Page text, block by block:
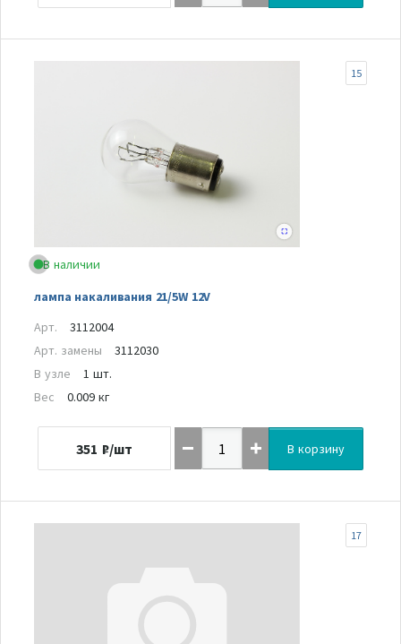
В наличии
лампа накаливания 21/5W 12V
15
Арт.
3112004
Арт. замены
3112030
В узле
1 шт.
Вес
0.009 кг
351 ₽/шт В корзину
17